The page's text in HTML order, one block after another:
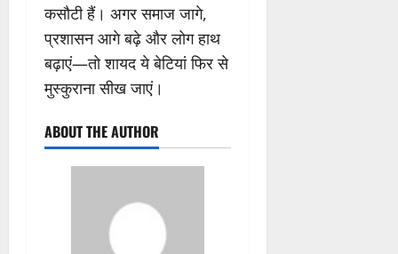
कसौटी हैं। अगर समाज जागे,
प्रशासन आगे बढ़े और लोग हाथ
बढ़ाएं—तो शायद ये बेटियां फिर से
मुस्कुराना सीख जाएं।
ABOUT THE AUTHOR